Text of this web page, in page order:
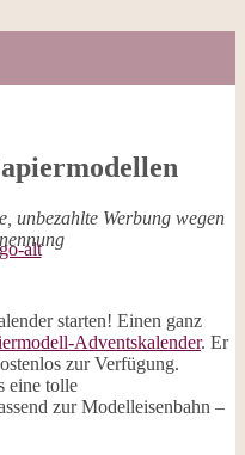
unbezahlte Werbung wegen
starten! Einen ganz
Adventskalender. Er
zur Verfügung.
eine tolle
zur Modelleisenbahn –